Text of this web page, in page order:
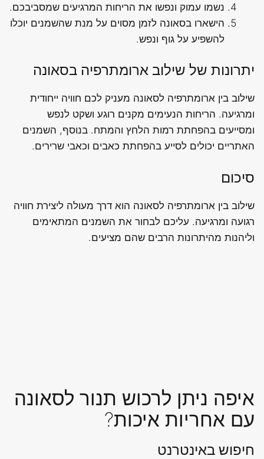
נשמו עמוק ונפשו את הריחות המרגיעים שמסביבכם.
הישארו בסאונה לזמן מסוים על מנת שהשמנים יוכלו
להשפיע על גוף ונפש.
יתרונות של שילוב ארומתרפיה בסאונה
שילוב בין ארומתרפיה לסאונה מעניק לכם חוויה ייחודית
ומרגיעה. הריחות הנעימים מקנים רוגע ושקט לנפש
ומסייעים בהפחתת רמות הלחץ והמתח. בנוסף, השמנים
האתריים יכולים לסייע בהפחתת כאבים וכאבי שרירים.
סיכום
שילוב בין ארומתרפיה לסאונה הוא דרך מעולה ליצירת חוויה
רגועה ומרגיעה. עליכם לבחור את השמנים המתאימים
וליהנות מהיתרונות הרבים שהם מציעים.
איפה ניתן לרכוש תנור לסאונה
עם אחריות איכות?
חיפוש באינטרנט